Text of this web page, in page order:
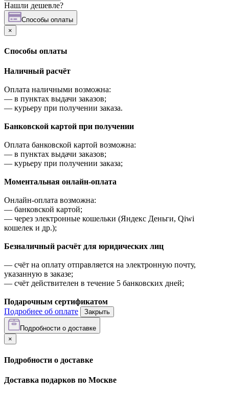
Нашли дешевле?
Cпособы оплаты
×
Cпособы оплаты
Наличный расчёт
Оплата наличными возможна:
— в пунктах выдачи заказов;
— курьеру при получении заказа.
Банковской картой при получении
Оплата банковской картой возможна:
— в пунктах выдачи заказов;
— курьеру при получении заказа;
Моментальная онлайн-оплата
Онлайн-оплата возможна:
— банковской картой;
— через электронные кошельки (Яндекс Деньги, Qiwi
кошелек и др.);
Безналичный расчёт для юридических лиц
— счёт на оплату отправляется на электронную почту,
указанную в заказе;
— счёт действителен в течение 5 банковских дней;
Подарочным сертификатом
Подробнее об оплате
Закрыть
Подробности о доставке
×
Подробности о доставке
Доставка подарков по Москве